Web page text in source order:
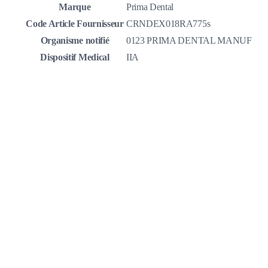
Marque
Prima Dental
Code Article Fournisseur CRNDEX018RA775s
Organisme notifié
0123 PRIMA DENTAL MANUF
Dispositif Medical
IIA